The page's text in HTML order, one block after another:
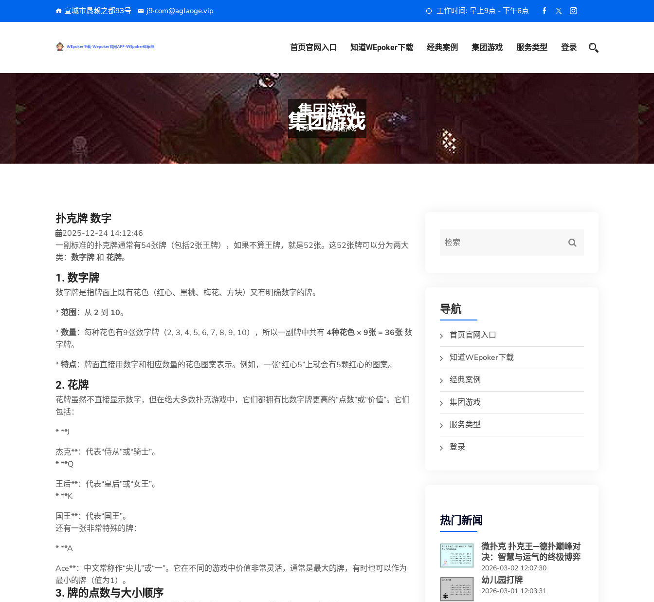
宣城市恳赖之都93号 j9·com@aglaoge.vip 工作时间: 早上9点 - 下午6点
首页官网入口 知道WEpoker下载 经典案例 集团游戏 服务类型 登录
集团游戏
首页 集团游戏
扑克牌 数字
2025-12-24 14:12:46
一副标准的扑克牌通常有54张牌（包括2张王牌），如果不算王牌，就是52张。这52张牌可以分为两大
类： 数字牌和 花牌。
1. 数字牌
数字牌是指牌面上既有花色（红心、黑桃、梅花、方块）又有明确数字的牌。
* 范围 ：从 2 到 10。
*数量：每种花色有9张数字牌（2, 3, 4, 5, 6, 7, 8, 9, 10），所以一副牌中共有 4种花色 × 9张 = 36张数
字牌。
*特点：牌面直接用数字和相应数量的花色图案表示。例如，一张“红心5”上就会有5颗红心的图案。
2. 花牌
花牌虽然不直接显示数字，但在绝大多数扑克游戏中，它们都拥有比数字牌更高的“点数”或“价值”。它们
包括：
* **J
杰克**：代表“侍从”或“骑士”。
* **Q
王后**：代表“皇后”或“女王”。
* **K
国王**：代表“国王”。
还有一张非常特殊的牌：
* **A
Ace**：中文常称作“尖儿”或“一”。它在不同的游戏中价值非常灵活，通常是最大的牌，有时也可以作为
最小的牌（值为1）。
3. 牌的点数与大小顺序
导航
首页官网入口
知道WEpoker下载
经典案例
集团游戏
服务类型
登录
热门新闻
微扑克 扑克王—德扑巅峰对
决：智慧与运气的终极博弈
2026-03-02 12:07:30
幼儿园打牌
2026-03-01 12:03:31